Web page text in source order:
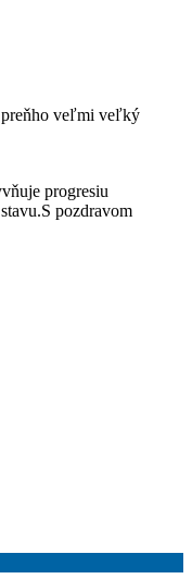
preňho veľmi veľký
progresiu
pozdravom